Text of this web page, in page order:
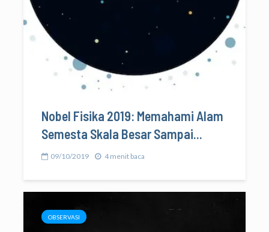
Nobel Fisika 2019: Memahami Alam
Semesta Skala Besar Sampai...
09/10/2019 4 menit baca
OBSERVASI